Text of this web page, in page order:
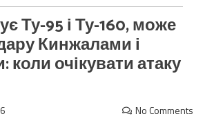
Ту-95 і Ту-160, може
Кинжалами і
коли очікувати атаку
No Comments